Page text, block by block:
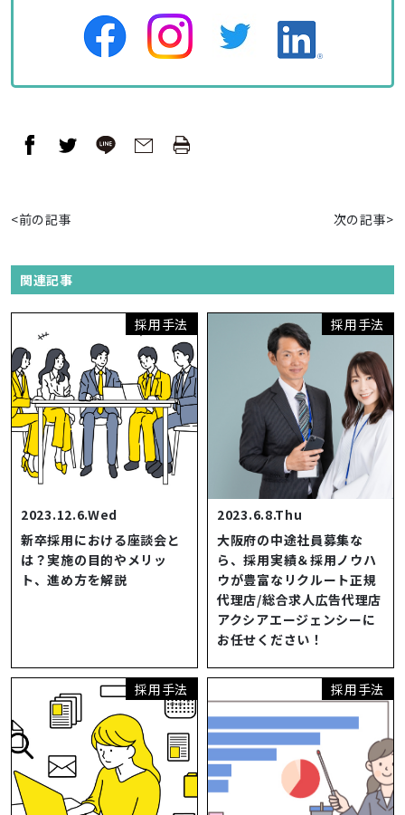
<前の記事 次の記事>
関連記事
採用手法
2023.12.6.Wed
新卒採用における座談会と
は？実施の目的やメリッ
ト、進め方を解説
採用手法
2023.6.8.Thu
大阪府の中途社員募集な
ら、採用実績＆採用ノウハ
ウが豊富なリクルート正規
代理店/総合求人広告代理店
アクシアエージェンシーに
お任せください！
採用手法 採用手法